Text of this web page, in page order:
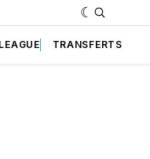
TRANSFERTS